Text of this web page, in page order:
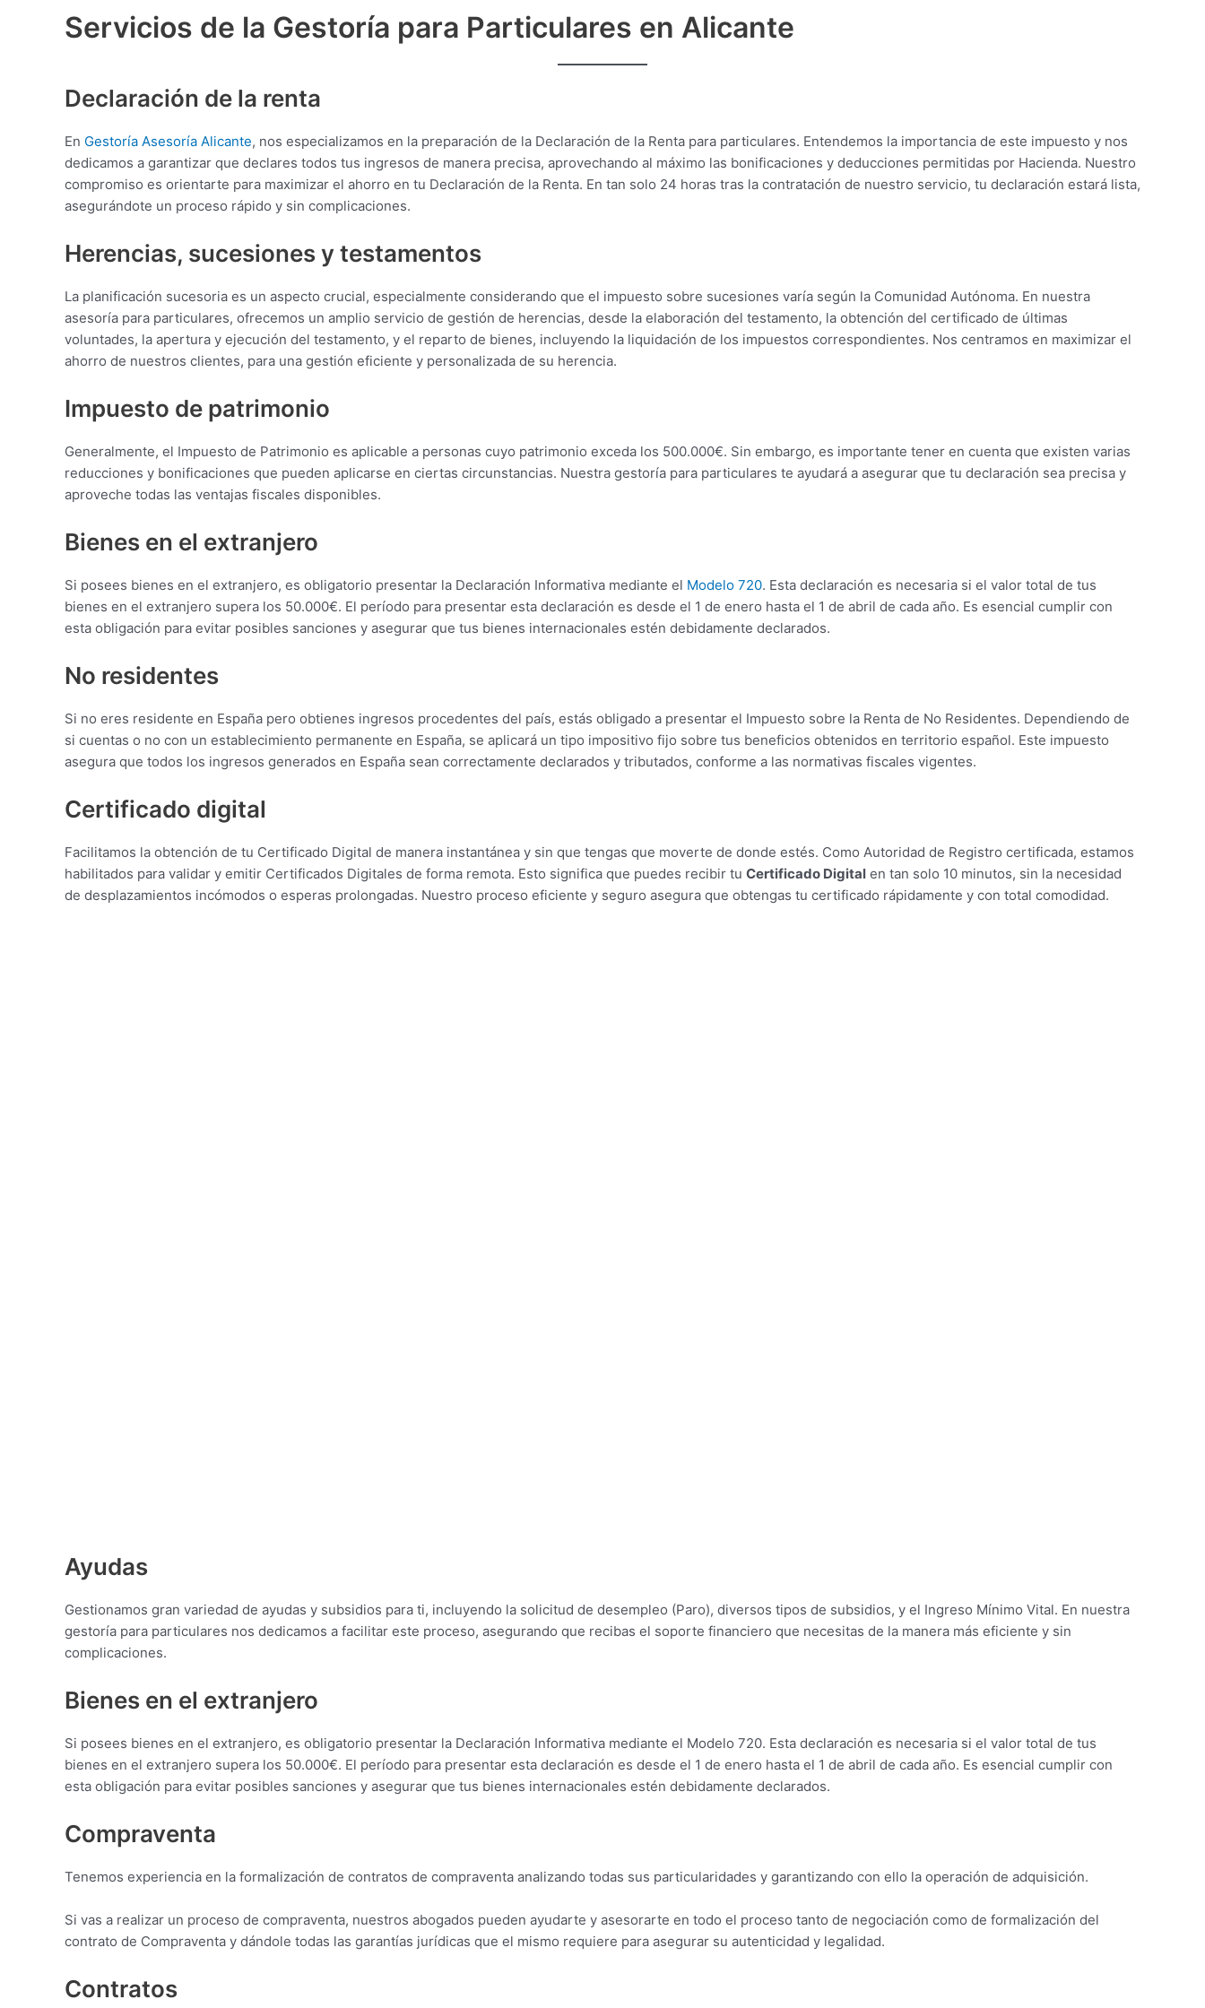
Servicios de la Gestoría para Particulares en Alicante
Declaración de la renta
En Gestoría Asesoría Alicante, nos especializamos en la preparación de la Declaración de la Renta para particulares. Entendemos la importancia de este impuesto y nos
dedicamos a garantizar que declares todos tus ingresos de manera precisa, aprovechando al máximo las bonificaciones y deducciones permitidas por Hacienda. Nuestro
compromiso es orientarte para maximizar el ahorro en tu Declaración de la Renta. En tan solo 24 horas tras la contratación de nuestro servicio, tu declaración estará lista,
asegurándote un proceso rápido y sin complicaciones.
Herencias, sucesiones y testamentos
La planificación sucesoria es un aspecto crucial, especialmente considerando que el impuesto sobre sucesiones varía según la Comunidad Autónoma. En nuestra
asesoría para particulares, ofrecemos un amplio servicio de gestión de herencias, desde la elaboración del testamento, la obtención del certificado de últimas
voluntades, la apertura y ejecución del testamento, y el reparto de bienes, incluyendo la liquidación de los impuestos correspondientes. Nos centramos en maximizar el
ahorro de nuestros clientes, para una gestión eficiente y personalizada de su herencia.
Impuesto de patrimonio
Generalmente, el Impuesto de Patrimonio es aplicable a personas cuyo patrimonio exceda los 500.000€. Sin embargo, es importante tener en cuenta que existen varias
reducciones y bonificaciones que pueden aplicarse en ciertas circunstancias. Nuestra gestoría para particulares te ayudará a asegurar que tu declaración sea precisa y
aproveche todas las ventajas fiscales disponibles.
Bienes en el extranjero
Si posees bienes en el extranjero, es obligatorio presentar la Declaración Informativa mediante el Modelo 720. Esta declaración es necesaria si el valor total de tus
bienes en el extranjero supera los 50.000€. El período para presentar esta declaración es desde el 1 de enero hasta el 1 de abril de cada año. Es esencial cumplir con
esta obligación para evitar posibles sanciones y asegurar que tus bienes internacionales estén debidamente declarados.
No residentes
Si no eres residente en España pero obtienes ingresos procedentes del país, estás obligado a presentar el Impuesto sobre la Renta de No Residentes. Dependiendo de
si cuentas o no con un establecimiento permanente en España, se aplicará un tipo impositivo fijo sobre tus beneficios obtenidos en territorio español. Este impuesto
asegura que todos los ingresos generados en España sean correctamente declarados y tributados, conforme a las normativas fiscales vigentes.
Certificado digital
Facilitamos la obtención de tu Certificado Digital de manera instantánea y sin que tengas que moverte de donde estés. Como Autoridad de Registro certificada, estamos
habilitados para validar y emitir Certificados Digitales de forma remota. Esto significa que puedes recibir tu Certificado Digital en tan solo 10 minutos, sin la necesidad
de desplazamientos incómodos o esperas prolongadas. Nuestro proceso eficiente y seguro asegura que obtengas tu certificado rápidamente y con total comodidad.
Ayudas
Gestionamos gran variedad de ayudas y subsidios para ti, incluyendo la solicitud de desempleo (Paro), diversos tipos de subsidios, y el Ingreso Mínimo Vital. En nuestra
gestoría para particulares nos dedicamos a facilitar este proceso, asegurando que recibas el soporte financiero que necesitas de la manera más eficiente y sin
complicaciones.
Bienes en el extranjero
Si posees bienes en el extranjero, es obligatorio presentar la Declaración Informativa mediante el Modelo 720. Esta declaración es necesaria si el valor total de tus
bienes en el extranjero supera los 50.000€. El período para presentar esta declaración es desde el 1 de enero hasta el 1 de abril de cada año. Es esencial cumplir con
esta obligación para evitar posibles sanciones y asegurar que tus bienes internacionales estén debidamente declarados.
Compraventa
Tenemos experiencia en la formalización de contratos de compraventa analizando todas sus particularidades y garantizando con ello la operación de adquisición.
Si vas a realizar un proceso de compraventa, nuestros abogados pueden ayudarte y asesorarte en todo el proceso tanto de negociación como de formalización del
contrato de Compraventa y dándole todas las garantías jurídicas que el mismo requiere para asegurar su autenticidad y legalidad.
Contratos